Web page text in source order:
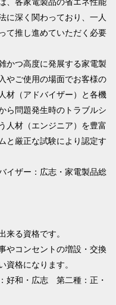
に深く関わっており、一人
て推し進めていただく必要
かつ高度に発展する家電製
やご使用の場面でお客様の
材（アドバイザー）と各機
ら問題発生時のトラブルシ
人材（エンジニア）を豊富
と厳正な試験により認定す
イザー：広志・家電製品総
来る資格です。
やコンセントの増設・交換
資格になります。
好和・広志 第二種：正・